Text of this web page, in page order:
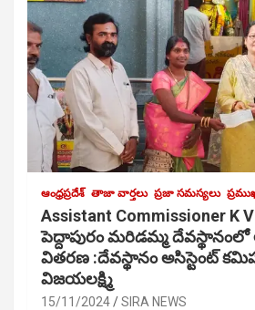
ఆంధ్రప్రదేశ్ తాజా వార్తలు ప్రజా సమస్యలు
Assistant Commissioner K
పెద్దాపురం మరిడమ్మ దేవస్థానంలో
వితరణ :దేవస్థానం అసిస్టెంట్
విజయలక్ష్మి
15/11/2024 SIRA NEWS